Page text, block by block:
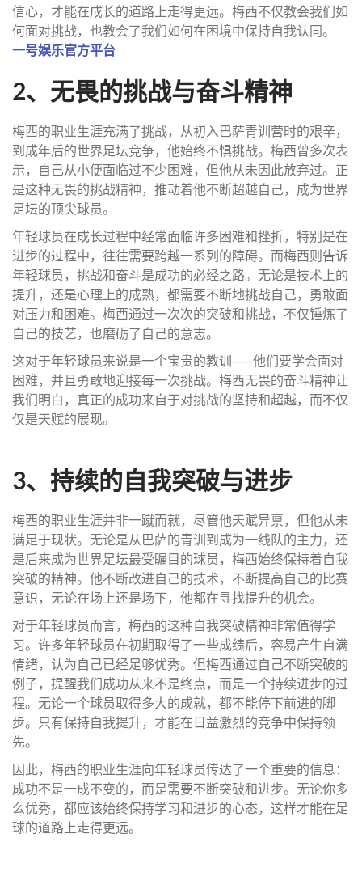
信心，才能在成长的道路上走得更远。梅西不仅教会我们如
何面对挑战，也教会了我们如何在困境中保持自我认同。
一号娱乐官方平台
2、无畏的挑战与奋斗精神
梅西的职业生涯充满了挑战，从初入巴萨青训营时的艰辛，
到成年后的世界足坛竞争，他始终不惧挑战。梅西曾多次表
示，自己从小便面临过不少困难，但他从未因此放弃过。正
是这种无畏的挑战精神，推动着他不断超越自己，成为世界
足坛的顶尖球员。
年轻球员在成长过程中经常面临许多困难和挫折，特别是在
进步的过程中，往往需要跨越一系列的障碍。而梅西则告诉
年轻球员，挑战和奋斗是成功的必经之路。无论是技术上的
提升，还是心理上的成熟，都需要不断地挑战自己，勇敢面
对压力和困难。梅西通过一次次的突破和挑战，不仅锤炼了
自己的技艺，也磨砺了自己的意志。
这对于年轻球员来说是一个宝贵的教训——他们要学会面对
困难，并且勇敢地迎接每一次挑战。梅西无畏的奋斗精神让
我们明白，真正的成功来自于对挑战的坚持和超越，而不仅
仅是天赋的展现。
3、持续的自我突破与进步
梅西的职业生涯并非一蹴而就，尽管他天赋异禀，但他从未
满足于现状。无论是从巴萨的青训到成为一线队的主力，还
是后来成为世界足坛最受瞩目的球员，梅西始终保持着自我
突破的精神。他不断改进自己的技术，不断提高自己的比赛
意识，无论在场上还是场下，他都在寻找提升的机会。
对于年轻球员而言，梅西的这种自我突破精神非常值得学
习。许多年轻球员在初期取得了一些成绩后，容易产生自满
情绪，认为自己已经足够优秀。但梅西通过自己不断突破的
例子，提醒我们成功从来不是终点，而是一个持续进步的过
程。无论一个球员取得多大的成就，都不能停下前进的脚
步。只有保持自我提升，才能在日益激烈的竞争中保持领
先。
因此，梅西的职业生涯向年轻球员传达了一个重要的信息：
成功不是一成不变的，而是需要不断突破和进步。无论你多
么优秀，都应该始终保持学习和进步的心态，这样才能在足
球的道路上走得更远。